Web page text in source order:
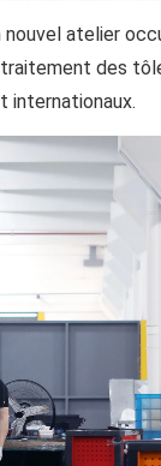
atelier
des
internationaux.